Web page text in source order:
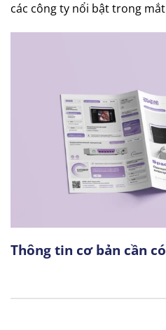
các công ty nổi bật trong
Thông tin cơ bản cần